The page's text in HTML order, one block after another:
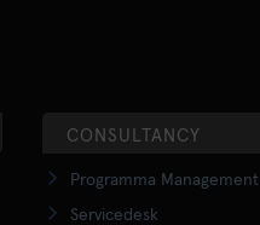
CONSULTANCY
Programma Management
Servicedesk